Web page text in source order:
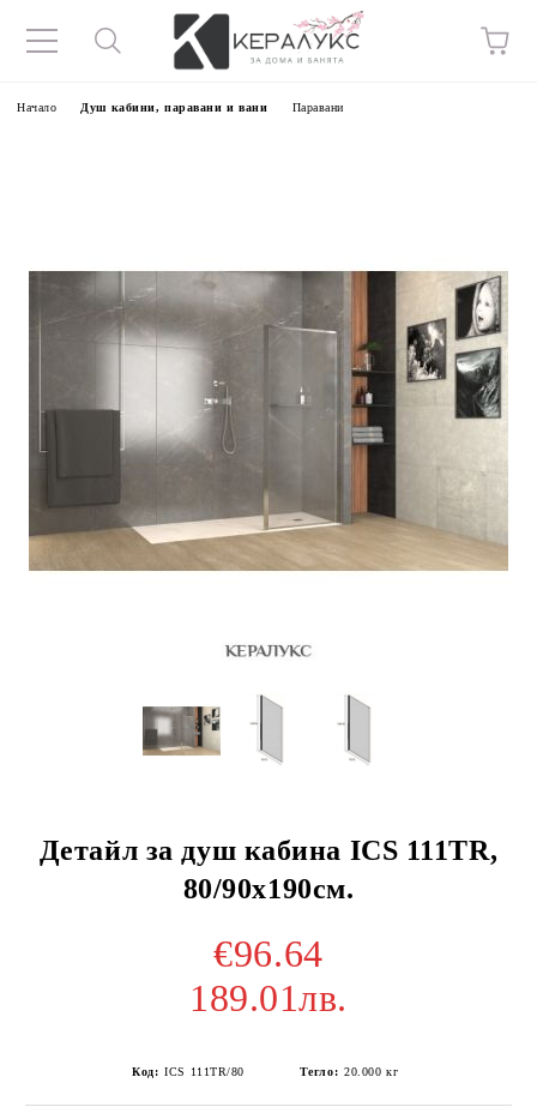
Начало Душ кабини, паравани и вани Паравани
Детайл за душ кабина ICS 111TR,
80/90х190см.
€96.64
189.01лв.
Код: ICS 111TR/80 Тегло: 20.000 кг